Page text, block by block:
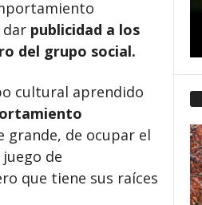
publicidad a los
del grupo social.
cultural aprendido
grande, de ocupar el
de
que tiene sus raíces